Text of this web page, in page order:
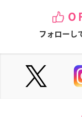
フォローし